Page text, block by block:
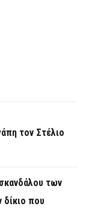
τον Στέλιο
των
δίκιο που